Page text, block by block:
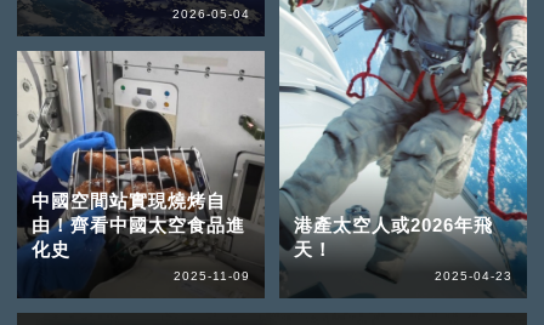
2026-05-04
中國空間站實現燒烤自
由！齊看中國太空食品進
化史
2025-11-09
港產太空人或2026年飛
天！
2025-04-23